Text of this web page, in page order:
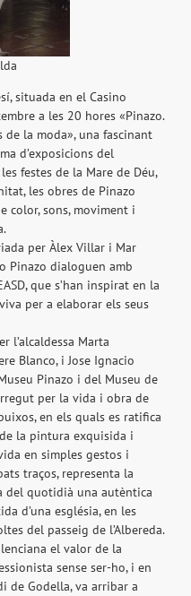
situada en el Casino
a les 20 hores «Pinazo.
la moda», una fascinant
d’exposicions del
festes de la Mare de Déu,
les obres de Pinazo
color, sons, moviment i
per Àlex Villar i Mar
Pinazo dialoguen amb
que s’han inspirat en la
per a elaborar els seus
l’alcaldessa Marta
Blanco, i Jose Ignacio
Pinazo i del Museu de
per la vida i obra de
en els quals es ratifica
la pintura exquisida i
en simples gestos i
traços, representa la
del quotidià una autèntica
d’una església, en les
del passeig de l’Albereda.
el valor de la
sense ser-ho, i en
de Godella, va arribar a